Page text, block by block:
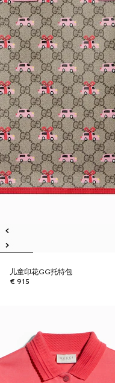
儿童印花GG托特包
€ 915